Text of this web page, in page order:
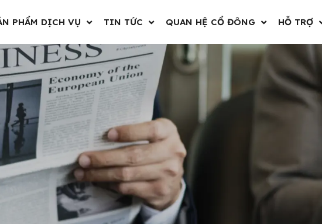
PHẨM DỊCH VỤ TIN TỨC QUAN HỆ CỔ ĐÔNG HỖ TRỢ